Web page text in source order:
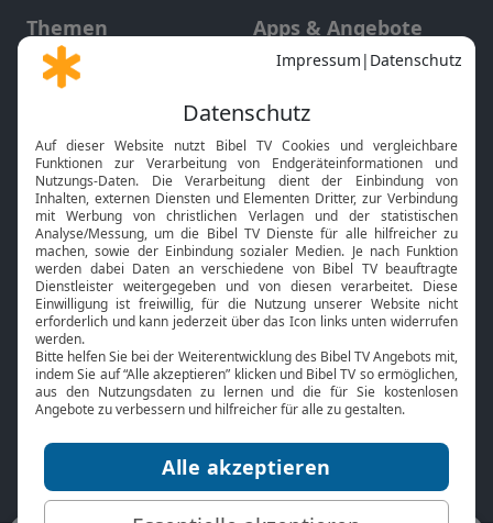
Themen
Gott und Bibel erklärt
Neuigkeiten
Apps & Angebote
Mobile App
Smart TV
HbbTV
Bibelthek Online-Bibel
Nächster Gottesdienst
Bibel TV
Über uns
Jobs
Mediadaten
Service
Kontakt
TV-Empfang